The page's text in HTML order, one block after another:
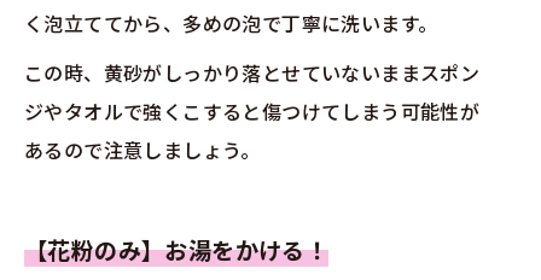
く泡立ててから、多めの泡で丁寧に洗います。
この時、黄砂がしっかり落とせていないままスポン
ジやタオルで強くこすると傷つけてしまう可能性が
あるので注意しましょう。
【花粉のみ】お湯をかける！